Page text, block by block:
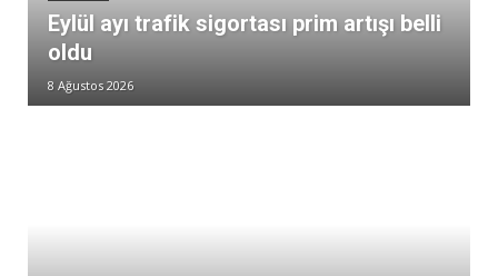
Eylül ayı trafik sigortası prim artışı belli
oldu
8 Ağustos 2026